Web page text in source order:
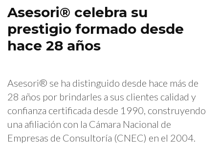
Asesori® celebra su
prestigio formado desde
hace 28 años
Asesori® se ha distinguido desde hace más de
28 años por brindarles a sus clientes calidad y
confianza certificada desde 1990, construyendo
una afiliación con la Cámara Nacional de
Empresas de Consultoría (CNEC) en el 2004.